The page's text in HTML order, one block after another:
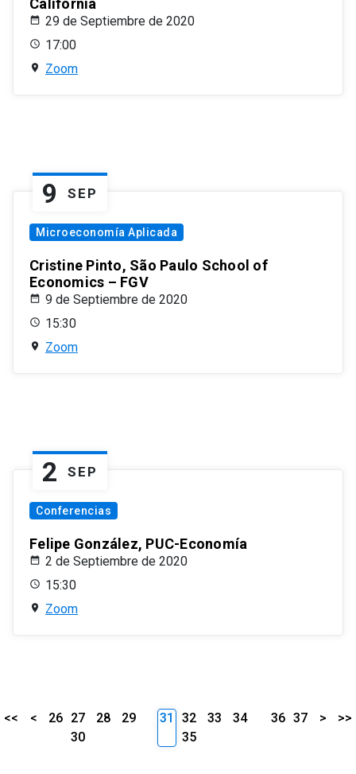
California
29 de Septiembre de 2020
17:00
Zoom
9 SEP
Microeconomía Aplicada
Cristine Pinto, São Paulo School of
Economics – FGV
9 de Septiembre de 2020
15:30
Zoom
2 SEP
Conferencias
Felipe González, PUC-Economía
2 de Septiembre de 2020
15:30
Zoom
<< < 26 27 28
29
30
31 32 33
34
35
36 37 > >>